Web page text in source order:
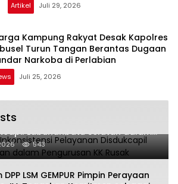
Artikel Juli 29, 2026
Kampung Rakyat Desak Kapolres
Turun Tangan Berantas Dugaan
Narkoba di Perlabian
Juli 25, 2026
Keluhkan Inkonsistensi Pelayanan
Labuhanbatu Selatan dalam
KK Rusak
543
LSM GEMPUR Pimpin Perayaan